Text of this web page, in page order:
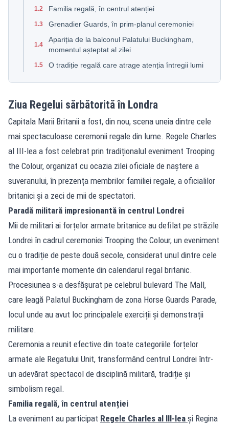
1.2 Familia regală, în centrul atenției
1.3 Grenadier Guards, în prim-planul ceremoniei
1.4
Apariția de la balconul Palatului Buckingham,
momentul așteptat al zilei
1.5 O tradiție regală care atrage atenția întregii lumi
Ziua Regelui sărbătorită în Londra
Capitala Marii Britanii a fost, din nou, scena uneia dintre cele
mai spectaculoase ceremonii regale din lume. Regele Charles
al III-lea a fost celebrat prin tradiționalul eveniment Trooping
the Colour, organizat cu ocazia zilei oficiale de naștere a
suveranului, în prezența membrilor familiei regale, a oficialilor
britanici și a zeci de mii de spectatori.
Paradă militară impresionantă în centrul Londrei
Mii de militari ai forțelor armate britanice au defilat pe străzile
Londrei în cadrul ceremoniei Trooping the Colour, un eveniment
cu o tradiție de peste două secole, considerat unul dintre cele
mai importante momente din calendarul regal britanic.
Procesiunea s-a desfășurat pe celebrul bulevard The Mall,
care leagă Palatul Buckingham de zona Horse Guards Parade,
locul unde au avut loc principalele exerciții și demonstrații
militare.
Ceremonia a reunit efective din toate categoriile forțelor
armate ale Regatului Unit, transformând centrul Londrei într-
un adevărat spectacol de disciplină militară, tradiție și
simbolism regal.
Familia regală, în centrul atenției
La eveniment au participat Regele Charles al III-lea și Regina